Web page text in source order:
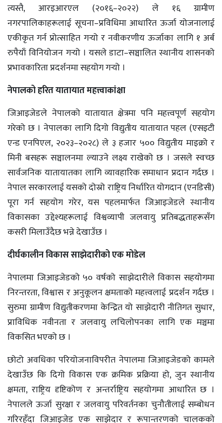
त्यस्तै, आरइआरएल (२०१६–२०२२) ले १६ ग्रामीण
नगरपालिकाहरूलाई सूचना–प्रविधिमा आधारित ऊर्जा योजनालाई
एकीकृत गर्न प्रोत्साहित गर्‍यो र नवीकरणीय ऊर्जाका लागि १ अर्ब
रुपैयाँ विनियोजन गर्‍यो । यसले डाटा–सञ्चालित स्थानीय शासनको
प्रभावकारिता प्रदर्शनमा सहयोग गर्‍यो ।
नेपालको हरित यातायात महत्त्वाकांक्षा
जिआइजेडले नेपालको यातायात क्षेत्रमा पनि महत्त्वपूर्ण सहयोग
गरेको छ । नेपालका लागि दिगो विद्युतीय यातायात पहल (एसइटी
एन्ड एनपिएल, २०२३–२०२८) ले ३ हजार ५०० विद्युतीय माइक्रो र
मिनी बसहरू सञ्चालनमा ल्याउने लक्ष्य राखेको छ । जसले स्वच्छ
सार्वजनिक यातायातका लागि व्यावहारिक समाधान प्रदान गर्दछ ।
नेपाल सरकारलाई यसको दोस्रो राष्ट्रिय निर्धारित योगदान (एनडिसी)
पूरा गर्न सहयोग गरेर, यस पहलमार्फत जिआइजेडले स्थानीय
विकासका उद्देश्यहरूलाई विश्वव्यापी जलवायु प्रतिबद्धताहरूसँग
कसरी मिलाउँदैछ भन्ने देखाउँछ ।
दीर्घकालीन विकास साझेदारीको एक मोडेल
नेपालमा जिआइजेडको ५० वर्षको साझेदारीले विकास सहयोगमा
निरन्तरता, विश्वास र अनुकूलन क्षमताको महत्त्वलाई प्रदर्शन गर्दछ ।
सुरुमा ग्रामीण विद्युतीकरणमा केन्द्रित यो साझेदारी नीतिगत सुधार,
प्राविधिक नवीनता र जलवायु लचिलोपनका लागि एक मञ्चमा
विकसित भएको छ ।
छोटो अवधिका परियोजनाविपरीत नेपालमा जिआइजेडको कामले
देखाउँछ कि दिगो विकास एक क्रमिक प्रक्रिया हो, जुन स्थानीय
क्षमता, राष्ट्रिय दृष्टिकोण र अन्तर्राष्ट्रिय सहयोगमा आधारित छ ।
नेपालले ऊर्जा सुरक्षा र जलवायु परिवर्तनका चुनौतीलाई सम्बोधन
गरिरहँदा जिआइजेड एक साझेदार र रूपान्तरणको चालकको